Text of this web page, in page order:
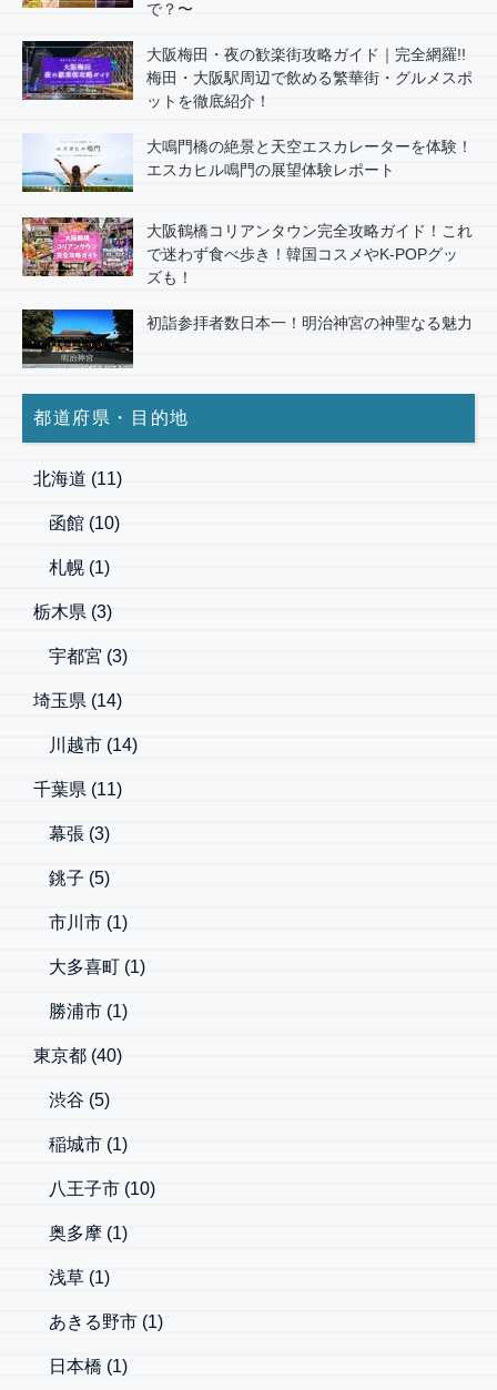
で？〜
大阪梅田・夜の歓楽街攻略ガイド｜完全網羅!!
梅田・大阪駅周辺で飲める繁華街・グルメスポ
ットを徹底紹介！
大鳴門橋の絶景と天空エスカレーターを体験！
エスカヒル鳴門の展望体験レポート
大阪鶴橋コリアンタウン完全攻略ガイド！これ
で迷わず食べ歩き！韓国コスメやK-POPグッ
ズも！
初詣参拝者数日本一！明治神宮の神聖なる魅力
都道府県・目的地
北海道 (11)
函館 (10)
札幌 (1)
栃木県 (3)
宇都宮 (3)
埼玉県 (14)
川越市 (14)
千葉県 (11)
幕張 (3)
銚子 (5)
市川市 (1)
大多喜町 (1)
勝浦市 (1)
東京都 (40)
渋谷 (5)
稲城市 (1)
八王子市 (10)
奥多摩 (1)
浅草 (1)
あきる野市 (1)
日本橋 (1)